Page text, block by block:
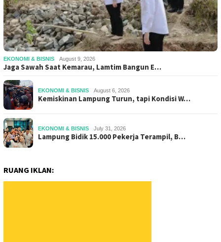
EKONOMI & BISNIS August 9, 2026
Jaga Sawah Saat Kemarau, Lamtim Bangun E…
EKONOMI & BISNIS August 6, 2026
Kemiskinan Lampung Turun, tapi Kondisi W…
EKONOMI & BISNIS July 31, 2026
Lampung Bidik 15.000 Pekerja Terampil, B…
RUANG IKLAN: